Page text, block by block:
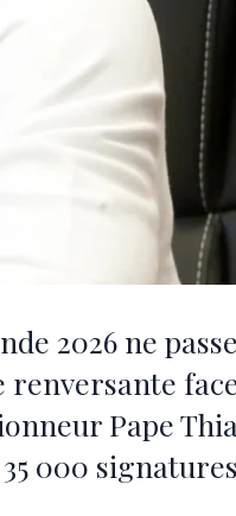
2026 ne
renversante
Pape
000